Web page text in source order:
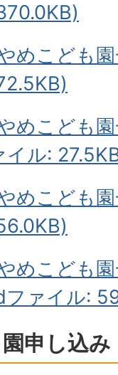
めこども
めこども
イル:
めこども
めこども
ファイル:
申し込み